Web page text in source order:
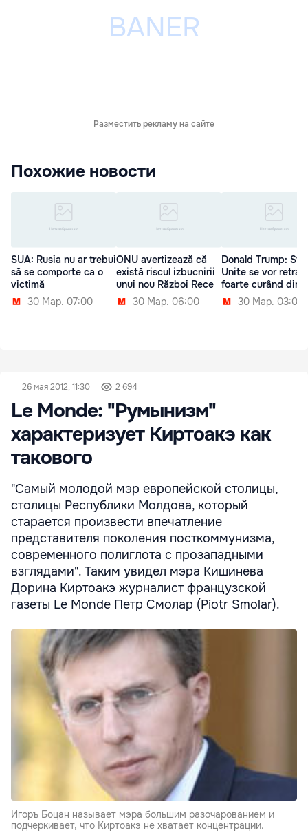
Разместить рекламу на сайте
Похожие новости
SUA: Rusia nu ar trebui
să se comporte ca o
victimă
30 Мар. 07:00
ONU avertizează că
există riscul izbucnirii
unui nou Război Rece
30 Мар. 06:00
Donald Trump:
Unite se vor
foarte curând din
30 Мар. 03:00
26 мая 2012, 11:30 2 694
Le Monde: "Румынизм"
характеризует Киртоакэ как
такового
"Самый молодой мэр европейской столицы,
столицы Республики Молдова, который
старается произвести впечатление
представителя поколения посткоммунизма,
современного полиглота с прозападными
взглядами". Таким увидел мэра Кишинева
Дорина Киртоакэ журналист французской
газеты Le Monde Петр Смолар (Piotr Smolar).
Игоръ Боцан называет мэра большим разочарованием и
подчеркивает, что Киртоакэ не хватает концентрации.